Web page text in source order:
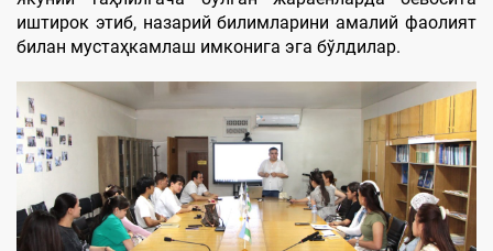
иштирок этиб, назарий билимларини амалий фаолият
билан мустаҳкамлаш имконига эга бўлдилар.